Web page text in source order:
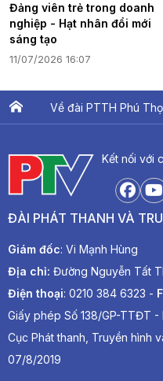
Đảng viên trẻ trong doanh
nghiệp - Hạt nhân đổi mới
sáng tạo
11/07/2026 16:07
Về đài PTTH Phú Thọ
Kết nối với
ĐÀI PHÁT THANH VÀ
Giám đốc: Vi Mạnh Hùng
Địa chỉ: Đường Nguyễn Tất
Điện thoại: 0210 384 6323 -
Giấy phép Số 138/GP-TTĐT
Cục Phát thanh, Truyền hình
07/8/2019